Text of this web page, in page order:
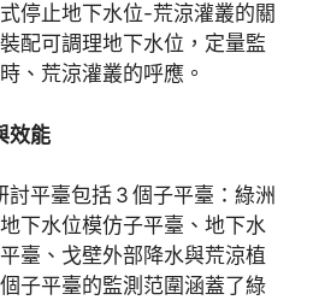
停止地下水位-荒涼灌叢的關
配可調理地下水位，定量監
、荒涼灌叢的呼應。
效能
平臺包括 3 個子平臺：綠洲
下水位模仿子平臺、地下水
臺、戈壁外部降水與荒涼植
子平臺的監測范圍涵蓋了綠